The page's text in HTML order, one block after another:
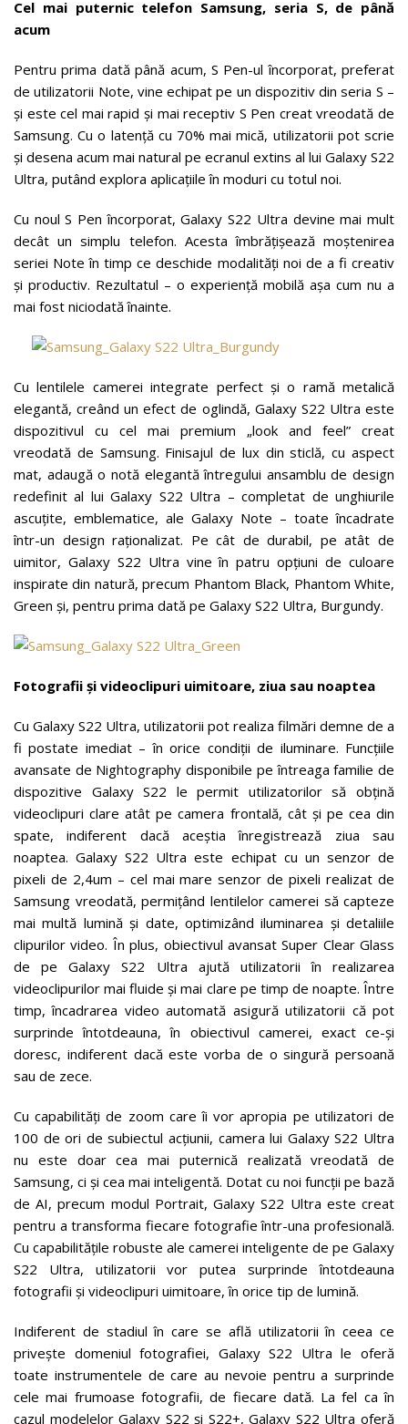
Cel mai puternic telefon Samsung, seria S, de până
acum
Pentru prima dată până acum, S Pen-ul încorporat, preferat
de utilizatorii Note, vine echipat pe un dispozitiv din seria S –
și este cel mai rapid și mai receptiv S Pen creat vreodată de
Samsung. Cu o latență cu 70% mai mică, utilizatorii pot scrie
și desena acum mai natural pe ecranul extins al lui Galaxy S22
Ultra, putând explora aplicațiile în moduri cu totul noi.
Cu noul S Pen încorporat, Galaxy S22 Ultra devine mai mult
decât un simplu telefon. Acesta îmbrățișează moștenirea
seriei Note în timp ce deschide modalități noi de a fi creativ
și productiv. Rezultatul – o experiență mobilă așa cum nu a
mai fost niciodată înainte.
Cu lentilele camerei integrate perfect și o ramă metalică
elegantă, creând un efect de oglindă, Galaxy S22 Ultra este
dispozitivul cu cel mai premium „look and feel” creat
vreodată de Samsung. Finisajul de lux din sticlă, cu aspect
mat, adaugă o notă elegantă întregului ansamblu de design
redefinit al lui Galaxy S22 Ultra – completat de unghiurile
ascuțite, emblematice, ale Galaxy Note – toate încadrate
într-un design raționalizat. Pe cât de durabil, pe atât de
uimitor, Galaxy S22 Ultra vine în patru opțiuni de culoare
inspirate din natură, precum Phantom Black, Phantom White,
Green și, pentru prima dată pe Galaxy S22 Ultra, Burgundy.
Fotografii și videoclipuri uimitoare, ziua sau noaptea
Cu Galaxy S22 Ultra, utilizatorii pot realiza filmări demne de a
fi postate imediat – în orice condiții de iluminare. Funcțiile
avansate de Nightography disponibile pe întreaga familie de
dispozitive Galaxy S22 le permit utilizatorilor să obțină
videoclipuri clare atât pe camera frontală, cât și pe cea din
spate, indiferent dacă aceștia înregistrează ziua sau
noaptea. Galaxy S22 Ultra este echipat cu un senzor de
pixeli de 2,4um – cel mai mare senzor de pixeli realizat de
Samsung vreodată, permițând lentilelor camerei să capteze
mai multă lumină și date, optimizând iluminarea și detaliile
clipurilor video. În plus, obiectivul avansat Super Clear Glass
de pe Galaxy S22 Ultra ajută utilizatorii în realizarea
videoclipurilor mai fluide și mai clare pe timp de noapte. Între
timp, încadrarea video automată asigură utilizatorii că pot
surprinde întotdeauna, în obiectivul camerei, exact ce-și
doresc, indiferent dacă este vorba de o singură persoană
sau de zece.
Cu capabilități de zoom care îi vor apropia pe utilizatori de
100 de ori de subiectul acțiunii, camera lui Galaxy S22 Ultra
nu este doar cea mai puternică realizată vreodată de
Samsung, ci și cea mai inteligentă. Dotat cu noi funcții pe bază
de AI, precum modul Portrait, Galaxy S22 Ultra este creat
pentru a transforma fiecare fotografie într-una profesională.
Cu capabilitățile robuste ale camerei inteligente de pe Galaxy
S22 Ultra, utilizatorii vor putea surprinde întotdeauna
fotografii și videoclipuri uimitoare, în orice tip de lumină.
Indiferent de stadiul în care se află utilizatorii în ceea ce
privește domeniul fotografiei, Galaxy S22 Ultra le oferă
toate instrumentele de care au nevoie pentru a surprinde
cele mai frumoase fotografii, de fiecare dată. La fel ca în
cazul modelelor Galaxy S22 și S22+, Galaxy S22 Ultra oferă